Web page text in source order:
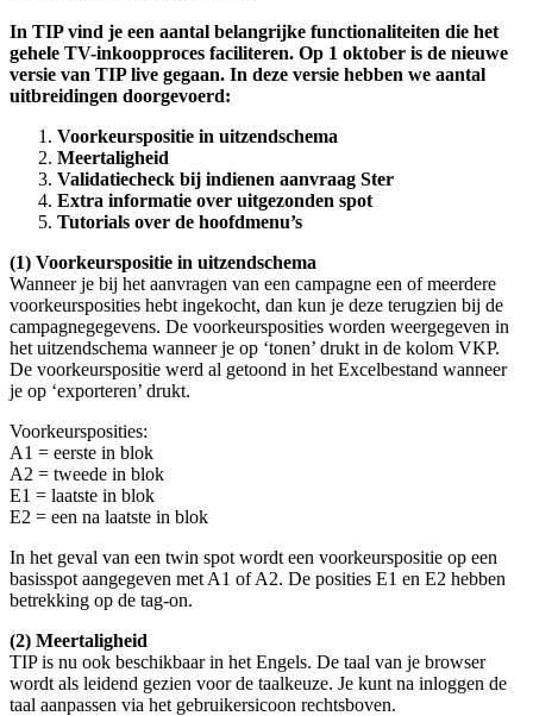
In TIP vind je een aantal belangrijke functionaliteiten die het
gehele TV-inkoopproces faciliteren. Op 1 oktober is de nieuwe
versie van TIP live gegaan. In deze versie hebben we aantal
uitbreidingen doorgevoerd:
Voorkeurspositie in uitzendschema
Meertaligheid
Validatiecheck bij indienen aanvraag Ster
Extra informatie over uitgezonden spot
Tutorials over de hoofdmenu’s
(1) Voorkeurspositie in uitzendschema
Wanneer je bij het aanvragen van een campagne een of meerdere
voorkeursposities hebt ingekocht, dan kun je deze terugzien bij de
campagnegegevens. De voorkeursposities worden weergegeven in
het uitzendschema wanneer je op ‘tonen’ drukt in de kolom VKP.
De voorkeurspositie werd al getoond in het Excelbestand wanneer
je op ‘exporteren’ drukt.
Voorkeursposities:
A1 = eerste in blok
A2 = tweede in blok
E1 = laatste in blok
E2 = een na laatste in blok
In het geval van een twin spot wordt een voorkeurspositie op een
basisspot aangegeven met A1 of A2. De posities E1 en E2 hebben
betrekking op de tag-on.
(2) Meertaligheid
TIP is nu ook beschikbaar in het Engels. De taal van je browser
wordt als leidend gezien voor de taalkeuze. Je kunt na inloggen de
taal aanpassen via het gebruikersicoon rechtsboven.